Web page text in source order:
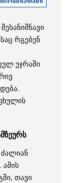
რგებენ
უჯრაში
თავი